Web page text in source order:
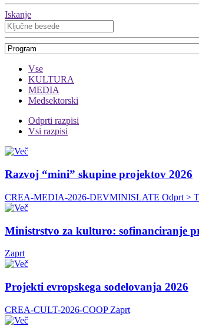
Iskanje
Vse
KULTURA
MEDIA
Medsektorski
Odprti razpisi
Vsi razpisi
Razvoj “mini” skupine projektov 2026
CREA-MEDIA-2026-DEVMINISLATE Odprt >
Ministrstvo za kulturo: sofinanciranje
Zaprt
Projekti evropskega sodelovanja 2026
CREA-CULT-2026-COOP Zaprt